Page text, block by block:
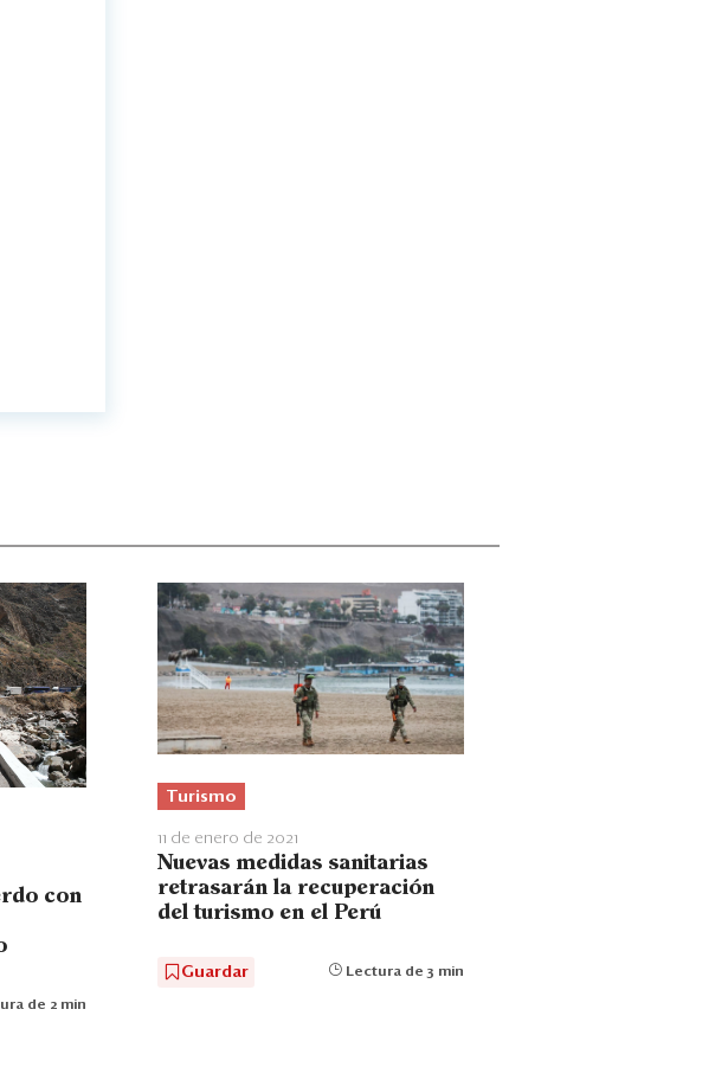
con
de 2 min
Turismo
11 de enero de 2021
Nuevas medidas sanitarias
retrasarán la recuperación
del turismo en el Perú
Guardar Lectura de 3 min